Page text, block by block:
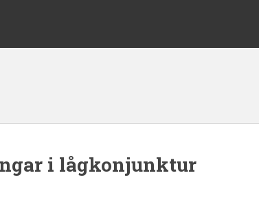
i lågkonjunktur